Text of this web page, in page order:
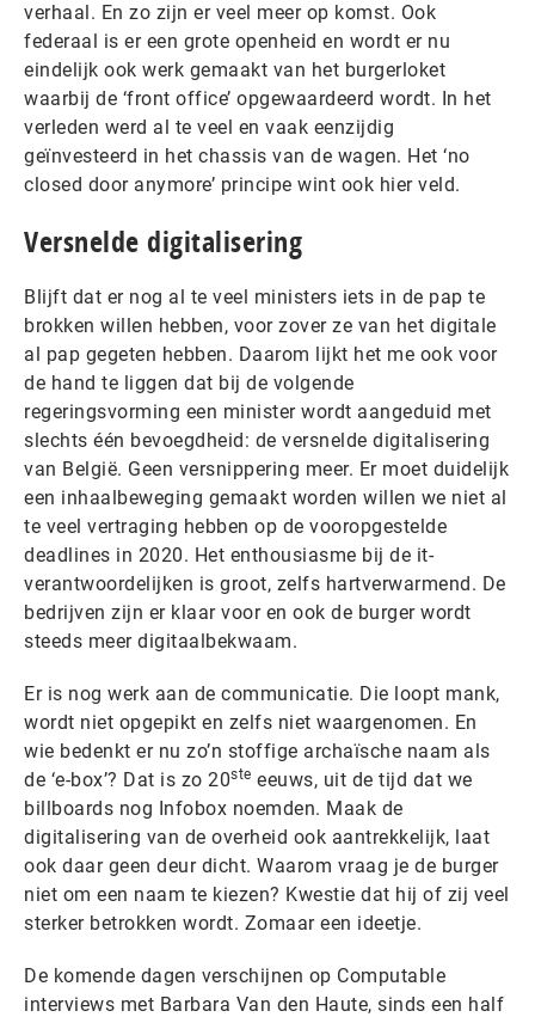
verhaal. En zo zijn er veel meer op komst. Ook
federaal is er een grote openheid en wordt er nu
eindelijk ook werk gemaakt van het burgerloket
waarbij de ‘front office’ opgewaardeerd wordt. In het
verleden werd al te veel en vaak eenzijdig
geïnvesteerd in het chassis van de wagen. Het ‘no
closed door anymore’ principe wint ook hier veld.
Versnelde digitalisering
Blijft dat er nog al te veel ministers iets in de pap te
brokken willen hebben, voor zover ze van het digitale
al pap gegeten hebben. Daarom lijkt het me ook voor
de hand te liggen dat bij de volgende
regeringsvorming een minister wordt aangeduid met
slechts één bevoegdheid: de versnelde digitalisering
van België. Geen versnippering meer. Er moet duidelijk
een inhaalbeweging gemaakt worden willen we niet al
te veel vertraging hebben op de vooropgestelde
deadlines in 2020. Het enthousiasme bij de it-
verantwoordelijken is groot, zelfs hartverwarmend. De
bedrijven zijn er klaar voor en ook de burger wordt
steeds meer digitaalbekwaam.
Er is nog werk aan de communicatie. Die loopt mank,
wordt niet opgepikt en zelfs niet waargenomen. En
wie bedenkt er nu zo’n stoffige archaïsche naam als
de ‘e-box’? Dat is zo 20ste eeuws, uit de tijd dat we
billboards nog Infobox noemden. Maak de
digitalisering van de overheid ook aantrekkelijk, laat
ook daar geen deur dicht. Waarom vraag je de burger
niet om een naam te kiezen? Kwestie dat hij of zij veel
sterker betrokken wordt. Zomaar een ideetje.
De komende dagen verschijnen op Computable
interviews met Barbara Van den Haute, sinds een half